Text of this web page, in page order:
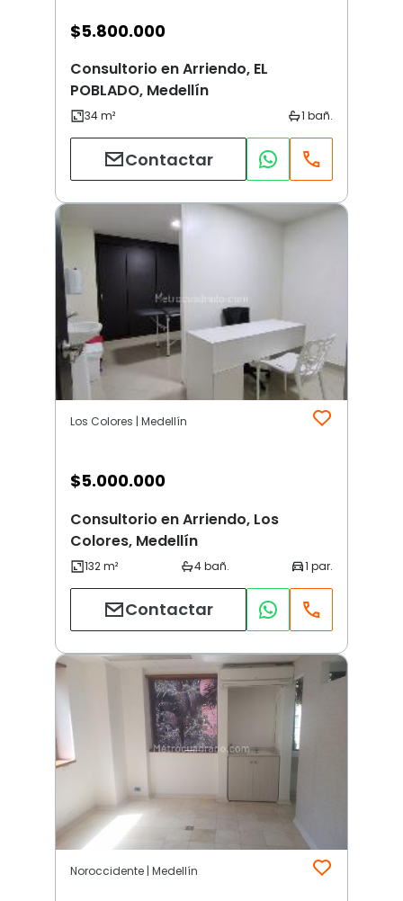
$5.800.000
Consultorio en Arriendo, EL
POBLADO, Medellín
Contactar
Los Colores | Medellín
$5.000.000
Consultorio en Arriendo, Los
Colores, Medellín
Contactar
Noroccidente | Medellín